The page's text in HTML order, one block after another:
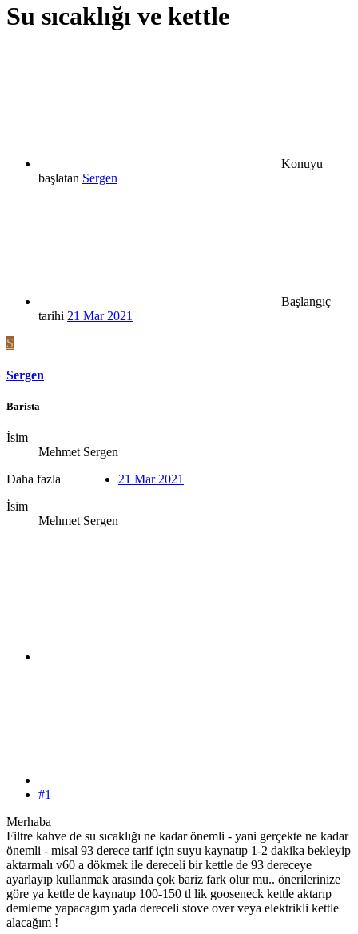
Su sıcaklığı ve kettle
Konuyu
başlatan Sergen
Başlangıç
tarihi 21 Mar 2021
S
Sergen
Barista
İsim
Mehmet Sergen
Daha fazla
İsim
Mehmet Sergen
21 Mar 2021
#1
Merhaba
Filtre kahve de su sıcaklığı ne kadar önemli - yani gerçekte ne kadar
önemli - misal 93 derece tarif için suyu kaynatıp 1-2 dakika bekleyip
aktarmalı v60 a dökmek ile dereceli bir kettle de 93 dereceye
ayarlayıp kullanmak arasında çok bariz fark olur mu.. önerilerinize
göre ya kettle de kaynatıp 100-150 tl lik gooseneck kettle aktarıp
demleme yapacagım yada dereceli stove over veya elektrikli kettle
alacağım !